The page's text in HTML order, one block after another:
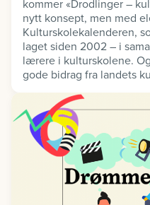
kommer «Drodlinger –
nytt konsept, men med
Kulturskolekalenderen,
laget siden 2002 – i
lærere i kulturskolene.
gode bidrag fra landets